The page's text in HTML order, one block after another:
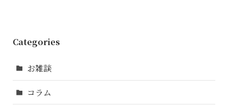
Categories
お雑談
コラム